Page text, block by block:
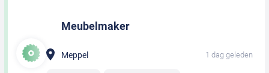
Meubelmaker
Meppel 1 dag geleden